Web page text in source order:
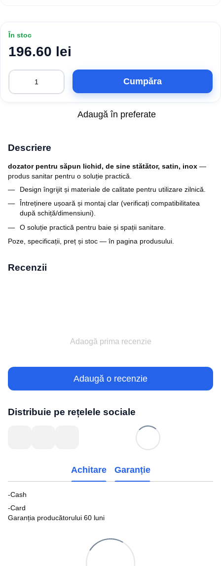
În stoc
196.60 lei
Cumpăra
Adaugă în preferate
Descriere
dozator pentru săpun lichid, de sine stătător, satin, inox —
produs sanitar pentru o soluție practică.
Design îngrijit și materiale de calitate pentru utilizare zilnică.
Întreținere ușoară și montaj clar (verificați compatibilitatea
după schiță/dimensiuni).
O soluție practică pentru baie și spații sanitare.
Poze, specificații, preț și stoc — în pagina produsului.
Recenzii
Adaogă prima recenzie
Adaugă o recenzie
Distribuie pe rețelele sociale
Achitare Garanție
-Cash
-Card
Garanția producătorului 60 luni